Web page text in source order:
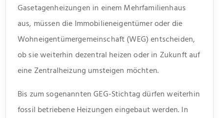
Gasetagenheizungen in einem Mehrfamilienhaus
aus, müssen die Immobilieneigentümer oder die
Wohneigentümergemeinschaft (WEG) entscheiden,
ob sie weiterhin dezentral heizen oder in Zukunft auf
eine Zentralheizung umsteigen möchten.
Bis zum sogenannten GEG-Stichtag dürfen weiterhin
fossil betriebene Heizungen eingebaut werden. In